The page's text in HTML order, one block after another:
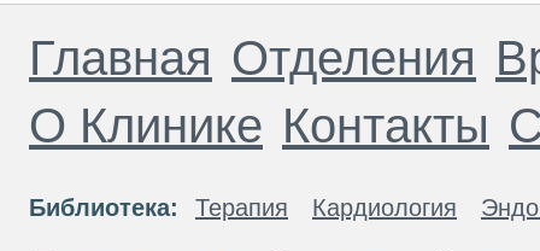
Главная Отделения
О Клинике Контакты
Библиотека: Терапия Кардиология